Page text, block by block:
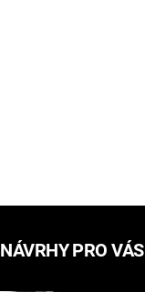
NÁVRHY PRO VÁS